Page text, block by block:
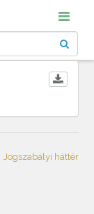
Jogszabályi háttér